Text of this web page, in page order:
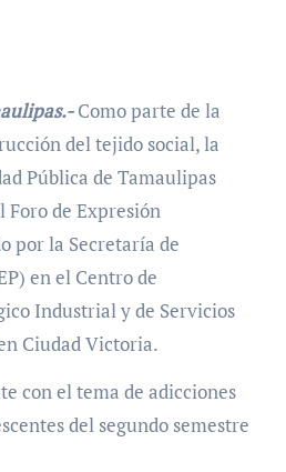
Como parte de la
del tejido social, la
Pública de Tamaulipas
Foro de Expresión
por la Secretaría de
en el Centro de
Industrial y de Servicios
Ciudad Victoria.
con el tema de adicciones
del segundo semestre